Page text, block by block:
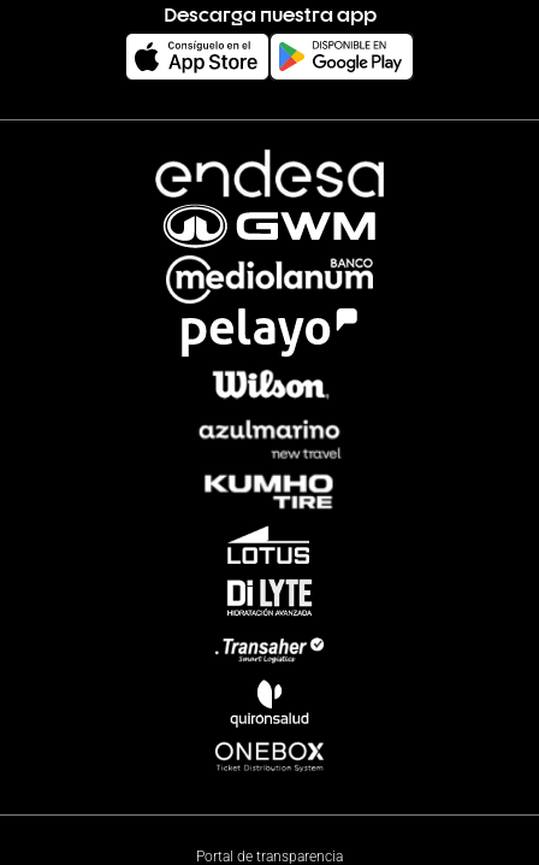
Descarga nuestra app
Portal de transparencia